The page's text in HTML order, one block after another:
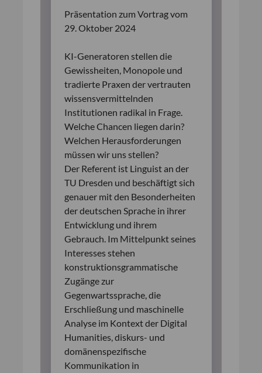
Präsentation zum Vortrag vom
29. Oktober 2024
KI-Generatoren stellen die
Gewissheiten, Monopole und
tradierte Praxen der vertrauten
wissensvermittelnden
Institutionen radikal in Frage.
Welche Chancen liegen darin?
Welchen Herausforderungen
müssen wir uns stellen?
Der Referent ist Linguist an der
TU Dresden und beschäftigt sich
genauer mit den Besonderheiten
der deutschen Sprache in ihrer
Entwicklung und ihrem
Gebrauch. Im Mittelpunkt seines
Interesses stehen
konstruktionsgrammatische
Zugänge zur
Gegenwartssprache, die
Erschließung und maschinelle
Analyse im Kontext der Digital
Humanities, diskurs- und
domänenspezifische
Kommunikation in